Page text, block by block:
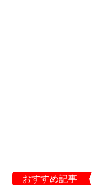
おすすめ記事